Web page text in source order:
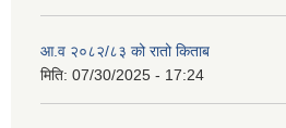
आ.व २०८२/८३ को रातो किताब
मिति: 07/30/2025 - 17:24